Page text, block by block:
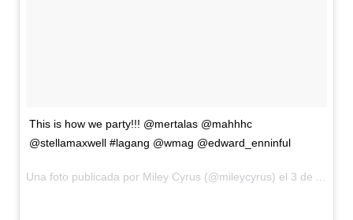
This is how we party!!! @mertalas @mahhhc
@stellamaxwell #lagang @wmag @edward_enninful
Una foto publicada por Miley Cyrus (@mileycyrus) el 3 de Ago de 2015 a la(s) 9:56 PDT